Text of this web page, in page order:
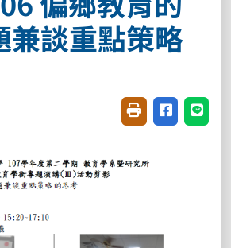
兼談重點策略
友善列印(開新視
分享至臉書
分享